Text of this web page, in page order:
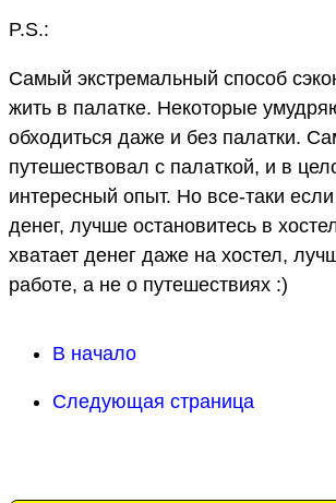
P.S.:
Самый экстремальный способ
жить в палатке. Некоторые
обходиться даже и без палатки.
путешествовал с палаткой, и в
интересный опыт. Но все-таки
денег, лучше остановитесь в
хватает денег даже на хостел,
работе, а не о путешествиях :)
В начало
Следующая страница